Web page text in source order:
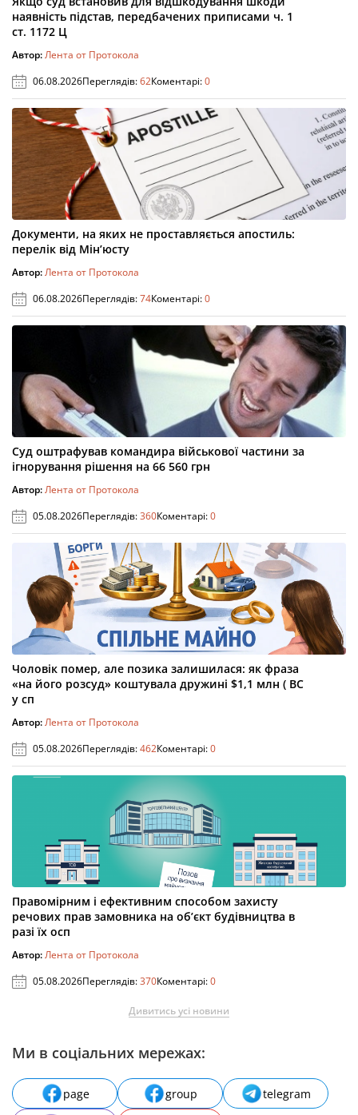
наявність підстав, передбачених приписами ч. 1
ст. 1172 Ц
Автор:Лента от Протокола
06.08.2026Переглядів:62Коментарі:0
Документи, на яких не проставляється апостиль:
перелік від Мін’юсту
Автор:Лента от Протокола
06.08.2026Переглядів:74Коментарі:0
Суд оштрафував командира військової частини за
ігнорування рішення на 66 560 грн
Автор:Лента от Протокола
05.08.2026Переглядів:360Коментарі:0
Чоловік помер, але позика залишилася: як фраза
«на його розсуд» коштувала дружині $1,1 млн ( ВС
у сп
Автор:Лента от Протокола
05.08.2026Переглядів:462Коментарі:0
Правомірним і ефективним способом захисту
речових прав замовника на об’єкт будівництва в
разі їх осп
Автор:Лента от Протокола
05.08.2026Переглядів:370Коментарі:0
Дивитись усі новини
Ми в соціальних мережах:
page group
telegram